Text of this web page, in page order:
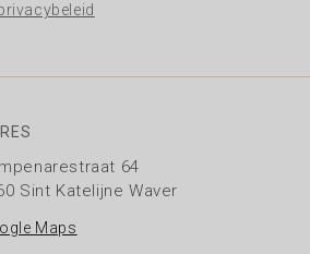
64
Sint Katelijne Waver
Maps